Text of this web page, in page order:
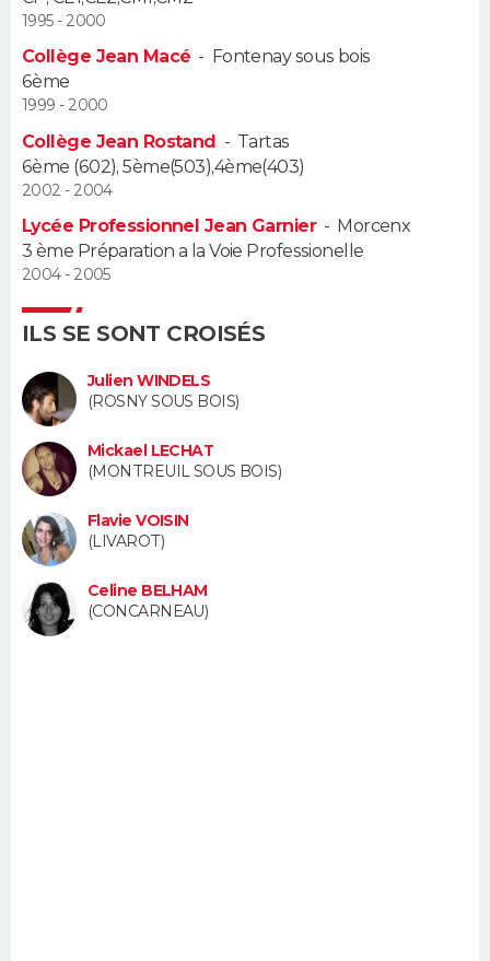
VOYAGE
PHOTO
GUIDES D'ACHAT
CARTE DE VOEUX
DICTIONNAIRE
COPAINS D'AVANT
S'inscrire
Se connecter
Lycées
Collèges
Primaires
Universités
Entreprises
Service militaire
Avis de recherche
AVIS DE DÉCÈS
FORUM
Bricolage
Lifestyle
Culture
Sport
Auto
Television
Voyage
Cinema
1995 - 2000
Collège Jean Macé - Fontenay sous bois
6ème
1999 - 2000
Collège Jean Rostand - Tartas
6ème (602), 5ème(503),4ème(403)
2002 - 2004
Lycée Professionnel Jean Garnier- Morcenx
3 ème Préparation a la Voie Professionelle
2004 - 2005
ILS SE SONT CROISÉS
Julien WINDELS
(ROSNY SOUS BOIS)
Mickael LECHAT
(MONTREUIL SOUS BOIS)
Flavie VOISIN
(LIVAROT)
Celine BELHAM
(CONCARNEAU)